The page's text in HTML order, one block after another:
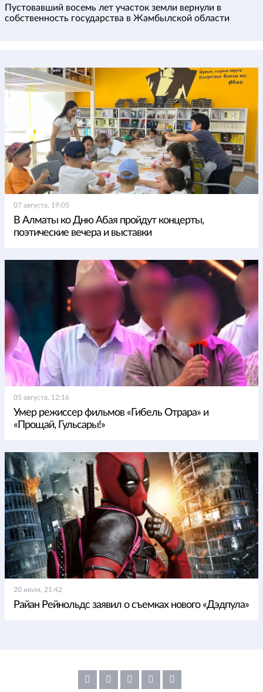
Пустовавший восемь лет участок земли вернули в
собственность государства в Жамбылской области
07 августа, 19:05
В Алматы ко Дню Абая пройдут концерты,
поэтические вечера и выставки
05 августа, 12:16
Умер режиссер фильмов «Гибель Отрара» и
«Прощай, Гульсары!»
20 июля, 21:42
Райан Рейнольдс заявил о съемках нового «Дэдпула»